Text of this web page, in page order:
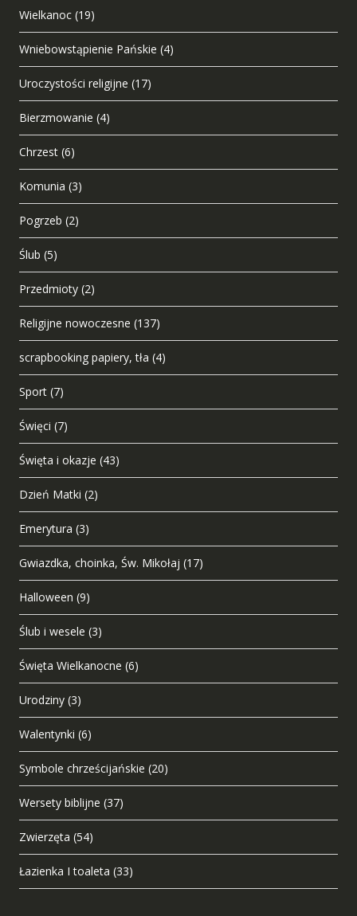
Wielkanoc (19)
Wniebowstąpienie Pańskie (4)
Uroczystości religijne (17)
Bierzmowanie (4)
Chrzest (6)
Komunia (3)
Pogrzeb (2)
Ślub (5)
Przedmioty (2)
Religijne nowoczesne (137)
scrapbooking papiery, tła (4)
Sport (7)
Święci (7)
Święta i okazje (43)
Dzień Matki (2)
Emerytura (3)
Gwiazdka, choinka, Św. Mikołaj (17)
Halloween (9)
Ślub i wesele (3)
Święta Wielkanocne (6)
Urodziny (3)
Walentynki (6)
Symbole chrześcijańskie (20)
Wersety biblijne (37)
Zwierzęta (54)
Łazienka I toaleta (33)